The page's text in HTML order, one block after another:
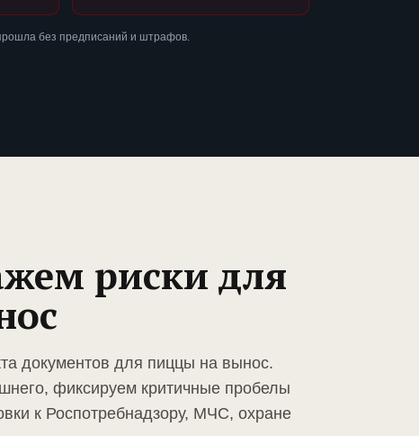
без предписаний и штрафов.
риски для
документов для пиццы на вынос.
фиксируем критичные пробелы
к Роспотребнадзору, МЧС, охране